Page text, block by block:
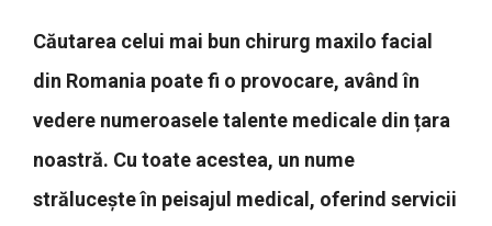
Căutarea celui mai bun chirurg maxilo facial
din Romania poate fi o provocare, având în
vedere numeroasele talente medicale din țara
noastră. Cu toate acestea, un nume
strălucește în peisajul medical, oferind servicii